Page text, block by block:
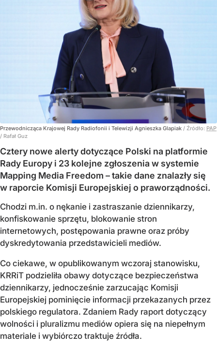
Przewodnicząca Krajowej Rady Radiofonii i Telewizji Agnieszka Glapiak / Źródło: PAP
/ Rafał Guz
Cztery nowe alerty dotyczące Polski na platformie
Rady Europy i 23 kolejne zgłoszenia w systemie
Mapping Media Freedom – takie dane znalazły się
w raporcie Komisji Europejskiej o praworządności.
Chodzi m.in. o nękanie i zastraszanie dziennikarzy,
konfiskowanie sprzętu, blokowanie stron
internetowych, postępowania prawne oraz próby
dyskredytowania przedstawicieli mediów.
Co ciekawe, w opublikowanym wczoraj stanowisku,
KRRiT podzieliła obawy dotyczące bezpieczeństwa
dziennikarzy, jednocześnie zarzucając Komisji
Europejskiej pominięcie informacji przekazanych przez
polskiego regulatora. Zdaniem Rady raport dotyczący
wolności i pluralizmu mediów opiera się na niepełnym
materiale i wybiórczo traktuje źródła.